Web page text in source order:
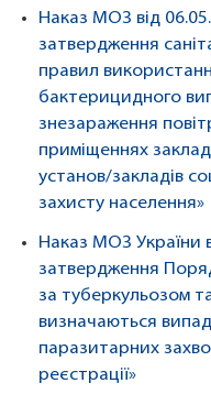
Наказ МОЗ від
затвердження
правил
бактерицидного
знезараження
приміщеннях
установ/закладів
захисту населення»
Наказ МОЗ України
затвердження
за туберкульозом
визначаються
паразитарних
реєстрації»